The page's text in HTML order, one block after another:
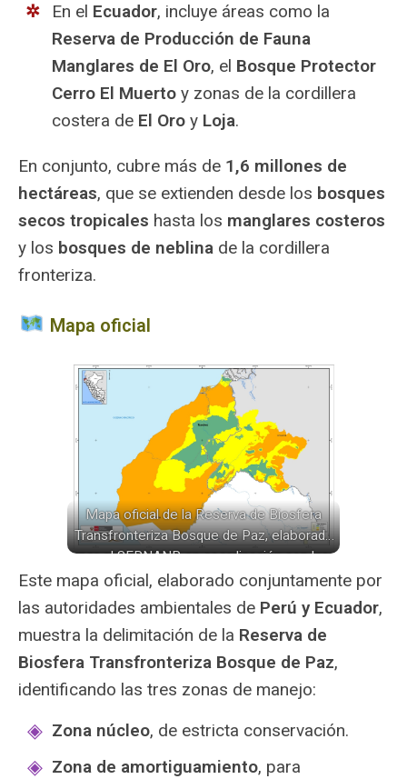
En el Ecuador, incluye áreas como la
Reserva de Producción de Fauna
Manglares de El Oro, el Bosque Protector
Cerro El Muerto y zonas de la cordillera
costera de El Oro y Loja.
En conjunto, cubre más de 1,6 millones de
hectáreas, que se extienden desde los bosques
secos tropicales hasta los manglares costeros
y los bosques de neblina de la cordillera
fronteriza.
️ Mapa oficial
Mapa oficial de la Reserva de Biosfera
Transfronteriza Bosque de Paz, elaborado
por el SERNANP en coordinación con las
autoridades de Ecuador (2020). En él se
aprecian las tres zonas de manejo: núcleo
(verde), amortiguamiento (amarillo) y
transición (naranja), distribuidas entre la
región Tumbes y parte de Piura (Perú) y las
provincias de El Oro y Loja (Ecuador).
Este mapa oficial, elaborado conjuntamente por
las autoridades ambientales de Perú y Ecuador,
muestra la delimitación de la Reserva de
Biosfera Transfronteriza Bosque de Paz,
identificando las tres zonas de manejo:
Zona núcleo, de estricta conservación.
Zona de amortiguamiento, para